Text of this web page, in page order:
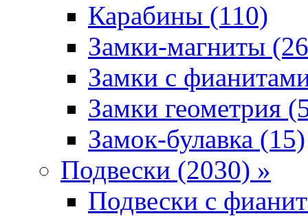
Карабины (110)
Замки-магниты
Замки с
Замки геометрия
Замок-булавка (15)
Подвески (2030) »
Подвески с